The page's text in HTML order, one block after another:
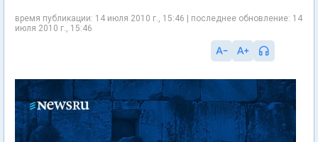
время публикации: 14 июля 2010 г., 15:46 | последнее обновление: 14
июля 2010 г., 15:46